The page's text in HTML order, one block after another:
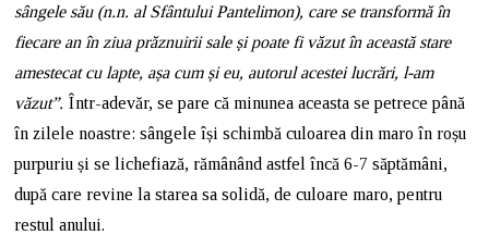
sângele său (n.n. al Sfântului Pantelimon), care se transformă în
fiecare an în ziua prăznuirii sale și poate fi văzut în această stare
amestecat cu lapte, așa cum și eu, autorul acestei lucrări, l-am
văzut”. Într-adevăr, se pare că minunea aceasta se petrece până
în zilele noastre: sângele își schimbă culoarea din maro în roșu
purpuriu și se lichefiază, rămânând astfel încă 6-7 săptămâni,
după care revine la starea sa solidă, de culoare maro, pentru
restul anului.